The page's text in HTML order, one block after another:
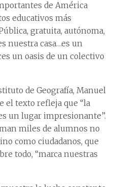
de América
educativos más
gratuita, autónoma,
nuestra casa…es un
un oasis de un colectivo
de Geografía, Manuel
el texto refleja que “la
un lugar impresionante”.
miles de alumnos no
como ciudadanos, que
todo, “marca nuestras